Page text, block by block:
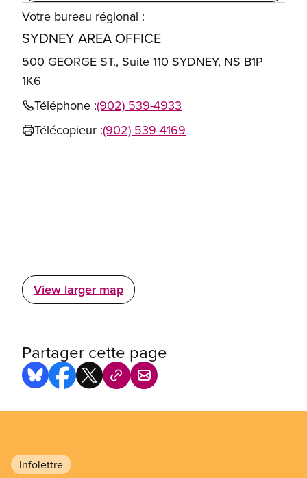
Votre bureau régional :
SYDNEY AREA OFFICE
500 GEORGE ST., Suite 110 SYDNEY, NS B1P
1K6
Téléphone :(902) 539-4933
Télécopieur :(902) 539-4169
View larger map
Partager cette page
Infolettre